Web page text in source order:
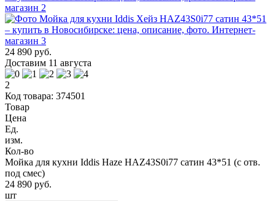
24 890 руб.
Доставим 11 августа
2
Код товара: 374501
Товар
Цена
Ед.
изм.
Кол-во
Мойка для кухни Iddis Haze HAZ43S0i77 сатин 43*51 (с отв.
под смес)
24 890 руб.
шт